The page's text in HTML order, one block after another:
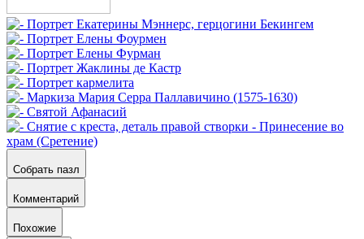
Собрать пазл
Комментарий
Похожие